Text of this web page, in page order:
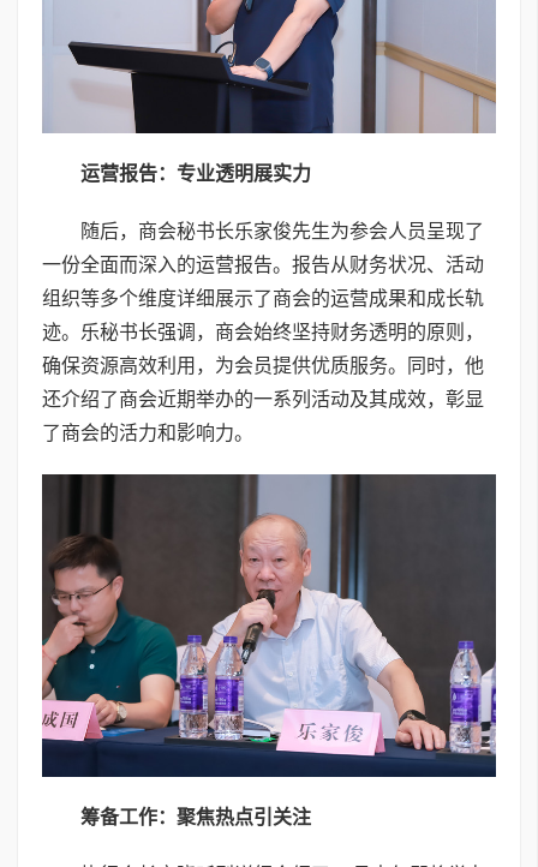
运营报告：专业透明展实力
随后，商会秘书长乐家俊先生为参会人员呈现了
一份全面而深入的运营报告。报告从财务状况、活动
组织等多个维度详细展示了商会的运营成果和成长轨
迹。乐秘书长强调，商会始终坚持财务透明的原则，
确保资源高效利用，为会员提供优质服务。同时，他
还介绍了商会近期举办的一系列活动及其成效，彰显
了商会的活力和影响力。
筹备工作：聚焦热点引关注